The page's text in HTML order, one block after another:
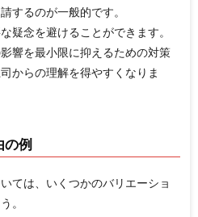
するのが一般的です。
疑念を避けることができます。
響を最小限に抑えるための対策
からの理解を得やすくなりま
例
ては、いくつかのバリエーショ
。